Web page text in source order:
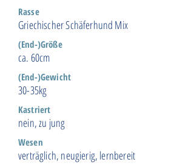
Rasse
Griechischer Schäferhund Mix
(End-)Größe
ca. 60cm
(End-)Gewicht
30-35kg
Kastriert
nein, zu jung
Wesen
verträglich, neugierig, lernbereit